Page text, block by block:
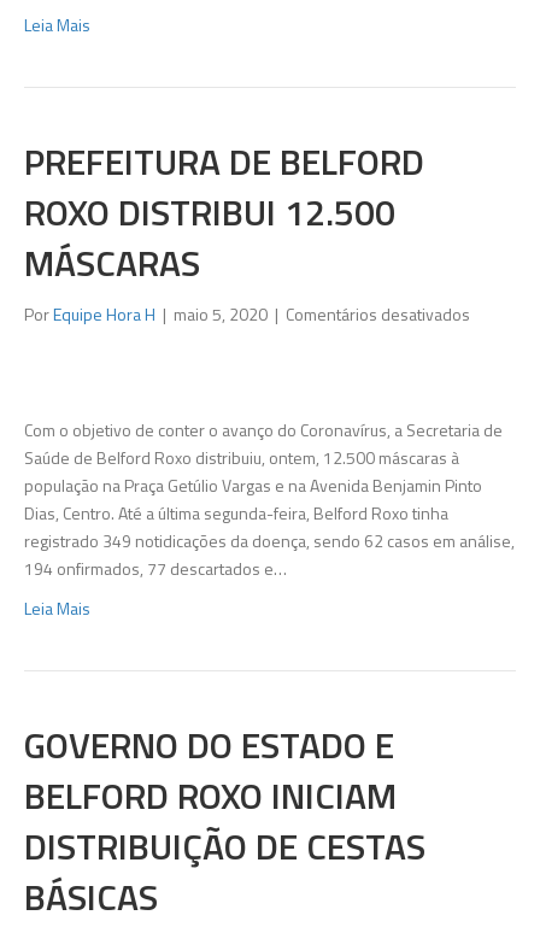
Leia Mais
PREFEITURA DE BELFORD
ROXO DISTRIBUI 12.500
MÁSCARAS
PorEquipe Hora H | maio 5, 2020 | Comentários desativados
Roxo
12.500
Com o objetivo de conter o avanço do Coronavírus, a Secretaria de
Saúde de Belford Roxo distribuiu, ontem, 12.500 máscaras à
população na Praça Getúlio Vargas e na Avenida Benjamin Pinto
Dias, Centro. Até a última segunda-feira, Belford Roxo tinha
registrado 349 notidicações da doença, sendo 62 casos em análise,
194 onfirmados, 77 descartados e…
Leia Mais
GOVERNO DO ESTADO E
BELFORD ROXO INICIAM
DISTRIBUIÇÃO DE CESTAS
BÁSICAS